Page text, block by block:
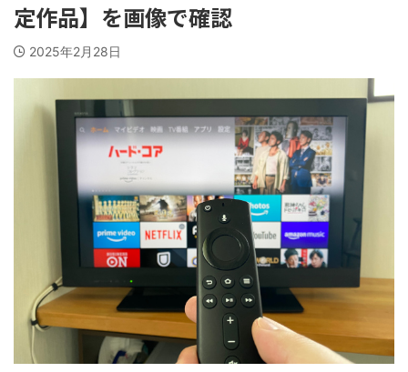
定作品】を画像で確認
2025年2月28日